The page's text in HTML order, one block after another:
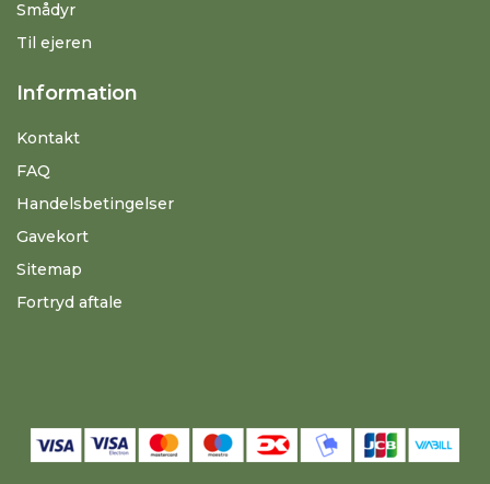
Smådyr
Til ejeren
Information
Kontakt
FAQ
Handelsbetingelser
Gavekort
Sitemap
Fortryd aftale